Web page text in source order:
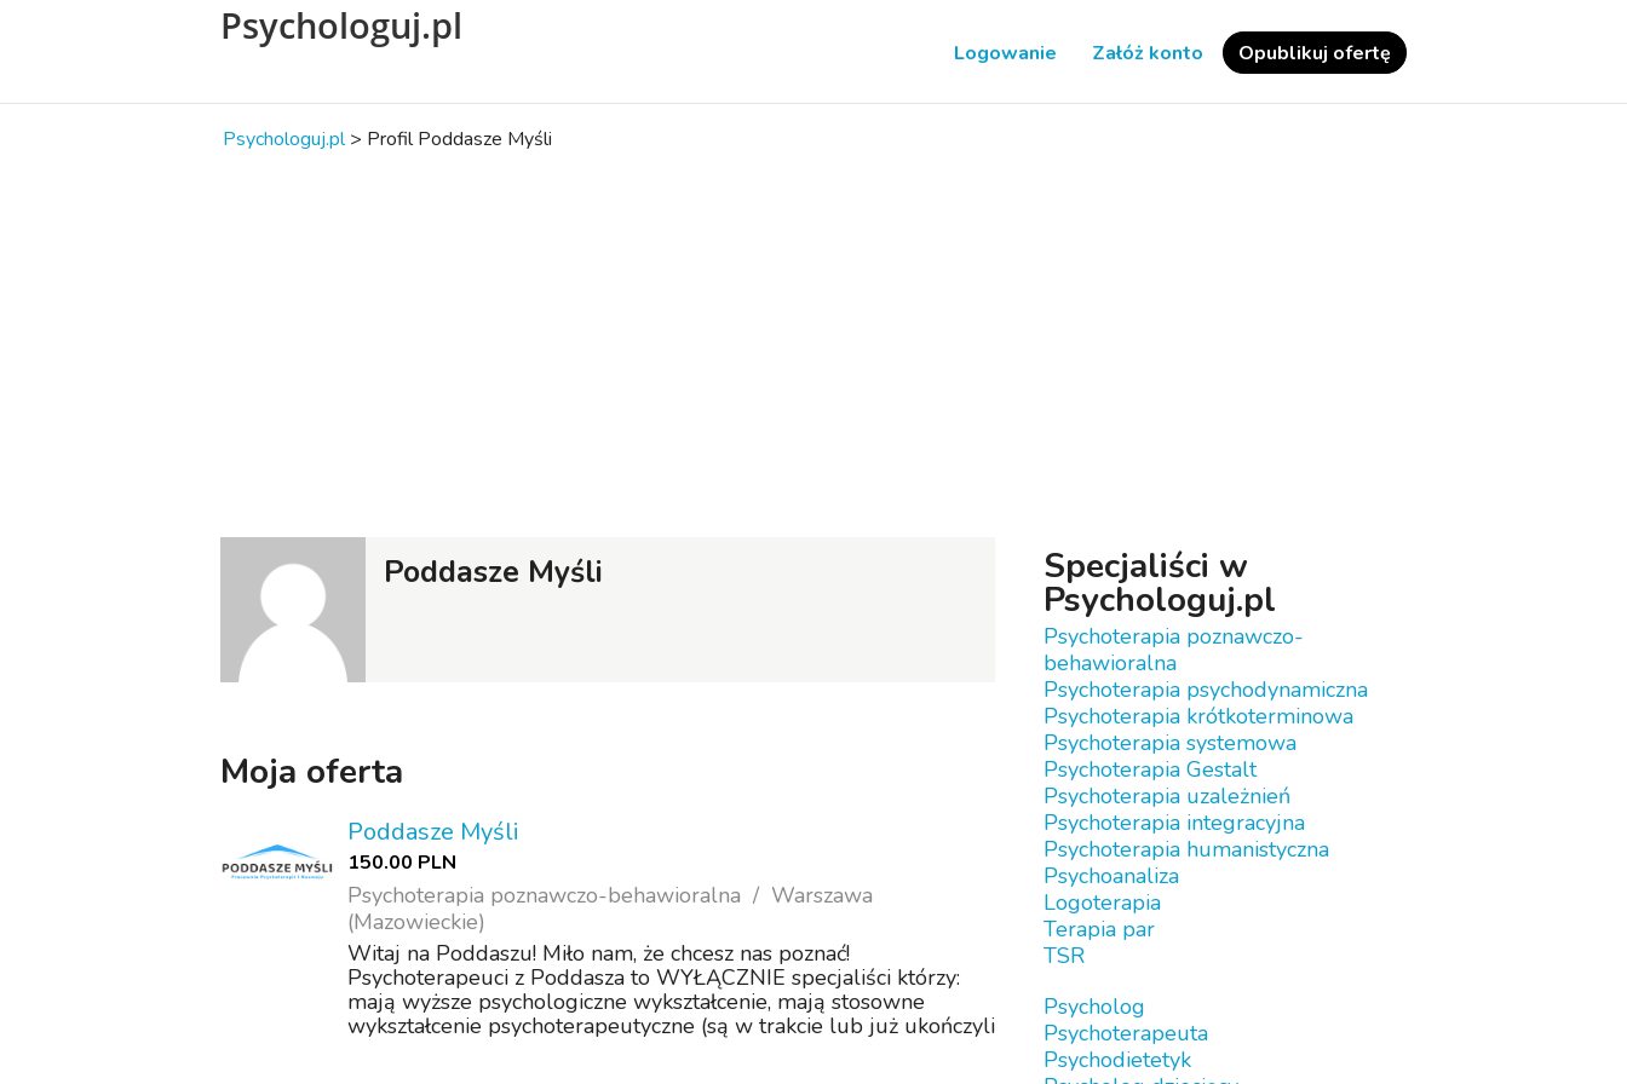
Psychologuj.pl
Logowanie Załóż konto Opublikuj ofertę
Psychologuj.pl > Profil Poddasze Myśli
Poddasze Myśli
Moja oferta
Poddasze Myśli
150.00 PLN
Psychoterapia poznawczo-behawioralna
Warszawa
(Mazowieckie)
Witaj na Poddaszu! Miło nam, że chcesz nas poznać!
Psychoterapeuci z Poddasza to WYŁĄCZNIE specjaliści którzy:
mają wyższe psychologiczne wykształcenie, mają stosowne
wykształcenie psychoterapeutyczne (są w trakcie lub już ukończyli
Specjaliści w
Psychologuj.pl
Psychoterapia poznawczo-
behawioralna
Psychoterapia psychodynamiczna
Psychoterapia krótkoterminowa
Psychoterapia systemowa
Psychoterapia Gestalt
Psychoterapia uzależnień
Psychoterapia integracyjna
Psychoterapia humanistyczna
Psychoanaliza
Logoterapia
Terapia par
TSR
Psycholog
Psychoterapeuta
Psychodietetyk